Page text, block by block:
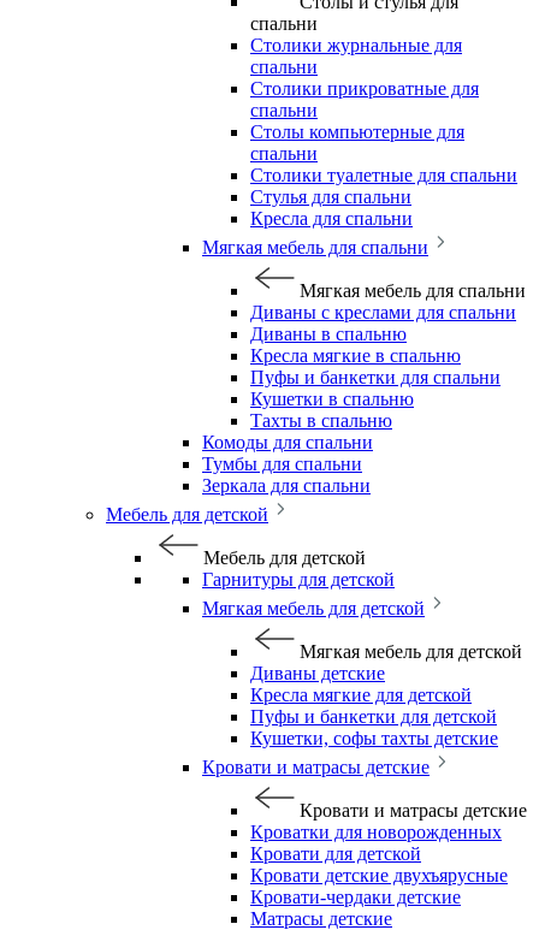
спальни
Столики журнальные для
спальни
Столики прикроватные для
спальни
Столы компьютерные для
спальни
Столики туалетные для спальни
Стулья для спальни
Кресла для спальни
Мягкая мебель для спальни
Мягкая мебель для спальни
Диваны с креслами для спальни
Диваны в спальню
Кресла мягкие в спальню
Пуфы и банкетки для спальни
Кушетки в спальню
Тахты в спальню
Комоды для спальни
Тумбы для спальни
Зеркала для спальни
Мебель для детской
Мебель для детской
Гарнитуры для детской
Мягкая мебель для детской
Мягкая мебель для детской
Диваны детские
Кресла мягкие для детской
Пуфы и банкетки для детской
Кушетки, софы тахты детские
Кровати и матрасы детские
Кровати и матрасы детские
Кроватки для новорожденных
Кровати для детской
Кровати детские двухъярусные
Кровати-чердаки детские
Матрасы детские